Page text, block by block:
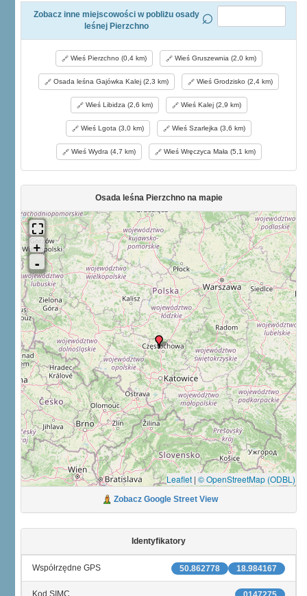
Zobacz inne miejscowości w pobliżu osady
leśnej Pierzchno
Wieś Pierzchno (0,4 km) Wieś Gruszewnia (2,0 km)
Osada leśna Gajówka Kalej (2,3 km) Wieś Grodzisko (2,4 km)
Wieś Libidza (2,6 km) Wieś Kalej (2,9 km)
Wieś Lgota (3,0 km) Wieś Szarlejka (3,6 km)
Wieś Wydra (4,7 km) Wieś Wręczyca Mała (5,1 km)
Osada leśna Pierzchno na mapie
Leaflet | © OpenStreetMap (ODBL)
Zobacz Google Street View
Identyfikatory
18.984167
50.862778
Współrzędne GPS
Kod SIMC